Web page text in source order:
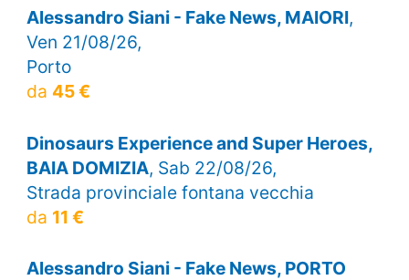
Alessandro Siani - Fake News, MAIORI,
Ven 21/08/26,
Porto
da 45 €
Dinosaurs Experience and Super Heroes,
BAIA DOMIZIA, Sab 22/08/26,
Strada provinciale fontana vecchia
da 11 €
Alessandro Siani - Fake News, PORTO